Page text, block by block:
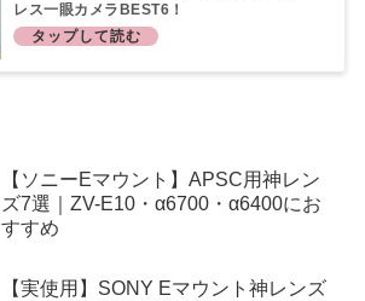
レス一眼カメラBEST6！
【ソニーEマウント】APSC用神レン
ズ7選｜ZV-E10・α6700・α6400にお
すすめ
【実使用】SONY Eマウント神レンズ